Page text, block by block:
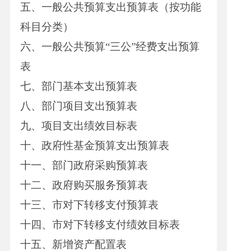
五、一般公共预算支出预算表 （按功能
科目分类）
六、一般公共预算“三公”经费支出预算
表
七、部门基本支出预算表
八、 部门项目支出预算表
九、项目支出绩效目标表
十、政府性基金预算支出预算表
十一、部门政府采购预算表
十二、政府购买服务预算表
十三、 市对下转移支付预算表
十四、 市对下转移支付绩效目标表
十五、新增资产配置表